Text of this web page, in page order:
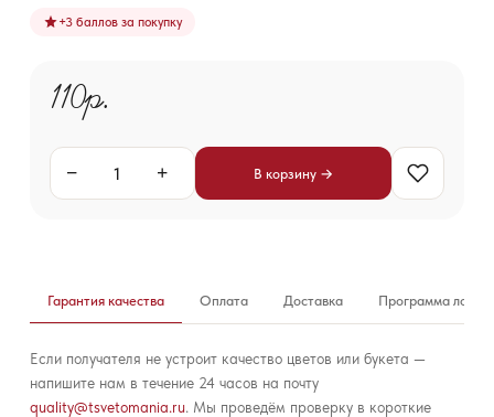
+3 баллов за покупку
110р.
− + В корзину →
Гарантия качества Оплата Доставка Программа
Если получателя не устроит качество цветов или букета —
напишите нам в течение 24 часов на почту
quality@tsvetomania.ru. Мы проведём проверку в короткие